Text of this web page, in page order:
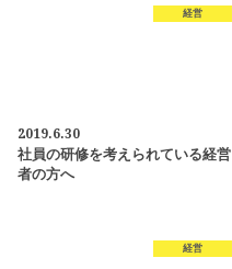
経営
2019.6.30
社員の研修を考えられている経営
者の方へ
経営